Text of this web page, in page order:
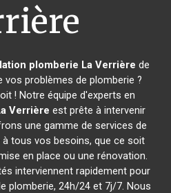
plomberie La Verrière de
problèmes de plomberie ?
! Notre équipe d'experts en
Verrière est prête à intervenir
une gamme de services de
tous vos besoins, que ce soit
en place ou une rénovation.
interviennent rapidement pour
plomberie, 24h/24 et 7j/7. Nous